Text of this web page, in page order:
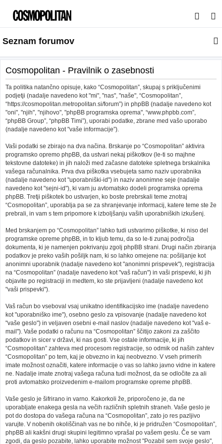
s
a
j
Seznam forumov
Cosmopolitan - Pravilnik o zasebnosti
Ta politika natančno opisuje, kako “Cosmopolitan”, skupaj s priključenimi
podjetji (nadalje navedeno kot "mi", "nas", "naše", “Cosmopolitan”,
“https://cosmopolitan.metropolitan.si/forum”) in phpBB (nadalje navedeno kot
"oni", "njih", "njihovo", "phpBB programska oprema", “www.phpbb.com”,
“phpBB Group”, “phpBB Timi”), uporabi podatke, zbrane med vašo uporabo
(nadalje navedeno kot "vaše informacije”).
Vaši podatki se zbirajo na dva načina. Brskanje po “Cosmopolitan” aktivira
programsko opremo phpBB, da ustvari nekaj piškotkov (le-ti so majhne
tekstovne datoteke) in jih naloži med začasne datoteke spletnega brskalnika
vašega računalnika. Prva dva piškotka vsebujeta samo naziv uporabnika
(nadalje navedeno kot "uporabniški-id") in naziv anonimne seje (nadalje
navedeno kot "sejni-id"), ki vam ju avtomatsko dodeli programska oprema
phpBB. Tretji piškotek bo ustvarjen, ko boste prebrskali teme znotraj
“Cosmopolitan”, uporablja pa se za shranjevanje informacij, katere teme ste že
prebrali, in vam s tem pripomore k izboljšanju vaših uporabniških izkušenj.
Med brskanjem po “Cosmopolitan” lahko tudi ustvarimo piškotke, ki niso del
programske opreme phpBB, in to kljub temu, da so le-ti zunaj področja
dokumenta, ki je namenjen pokrivanju zgolj phpBB strani. Drugi način zbiranja
podatkov je preko vaših pošiljk nam, ki so lahko omejene na: pošiljanje kot
anonimni uporabnik (nadalje navedeno kot "anonimni prispevek"), registracija
na “Cosmopolitan” (nadalje navedeno kot "vaš račun") in vaši prispevki, ki jih
objavite po registraciji in medtem, ko ste prijavljeni (nadalje navedeno kot
"vaši prispevki").
Vaš račun bo vseboval vsaj unikatno identifikacijsko ime (nadalje navedeno
kot "uporabniško ime"), osebno geslo za vpisovanje (nadalje navedeno kot
"vaše geslo") in veljaven osebni e-mail naslov (nadalje navedeno kot "vaš e-
mail"). Vaše podatki o računu na “Cosmopolitan” ščitijo zakoni za zaščito
podatkov in sicer v državi, ki nas gosti. Vse ostale informacije, ki jih
“Cosmopolitan” zahteva med procesom registracije, so odmik od naših zahtev
“Cosmopolitan” po tem, kaj je obvezno in kaj neobvezno. V vseh primerih
imate možnost označiti, katere informacije o vas so lahko javno vidne in katere
ne. Nadalje imate znotraj vašega računa tudi možnost, da se odločite za ali
proti avtomatsko proizvedenim e-mailom programske opreme phpBB.
Vaše geslo je šifrirano in varno. Kakorkoli že, priporočeno je, da ne
uporabljate enakega gesla na večih različnih spletnih straneh. Vaše geslo je
pot do dostopa do vašega računa na “Cosmopolitan”, zato jo res pazljivo
varujte. V nobenih okoliščinah vas ne bo nihče, ki je pridružen “Cosmopolitan”,
phpBB ali kakšni drugi skupini legitimno vprašal po vašem geslu. Če se vam
zgodi, da geslo pozabite, lahko uporabite možnost "Pozabil sem svoje geslo",